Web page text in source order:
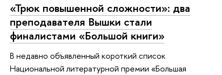
«Трюк повышенной сложности»: два
преподавателя Вышки стали
финалистами «Большой книги»
В недавно объявленный короткий список
Национальной литературной премии «Большая